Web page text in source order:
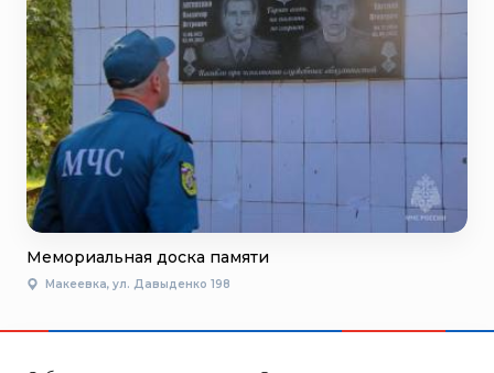
Мемориальная доска памяти
Макеевка, ул. Давыденко 198